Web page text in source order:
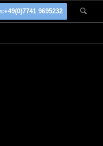
+49(0)7741 9695232